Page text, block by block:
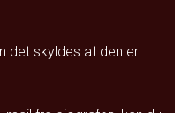
det skyldes at den er